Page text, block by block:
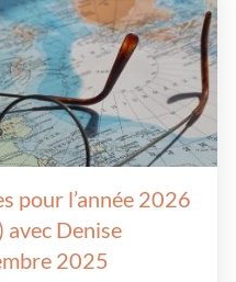
pour l’année 2026
Denise
2025